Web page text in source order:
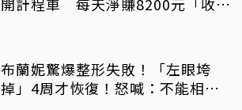
布蘭妮驚爆整形失敗！「左眼垮
掉」4周才恢復！怒喊：不能相信